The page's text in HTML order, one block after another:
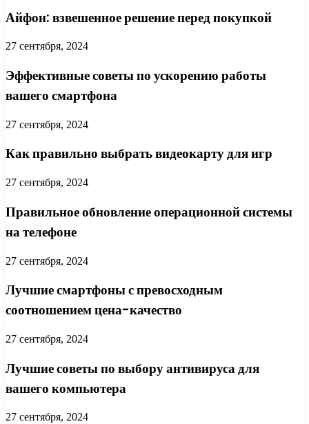
Айфон: взвешенное решение перед покупкой
27 сентября, 2024
Эффективные советы по ускорению работы
вашего смартфона
27 сентября, 2024
Как правильно выбрать видеокарту для игр
27 сентября, 2024
Правильное обновление операционной системы
на телефоне
27 сентября, 2024
Лучшие смартфоны с превосходным
соотношением цена-качество
27 сентября, 2024
Лучшие советы по выбору антивируса для
вашего компьютера
27 сентября, 2024